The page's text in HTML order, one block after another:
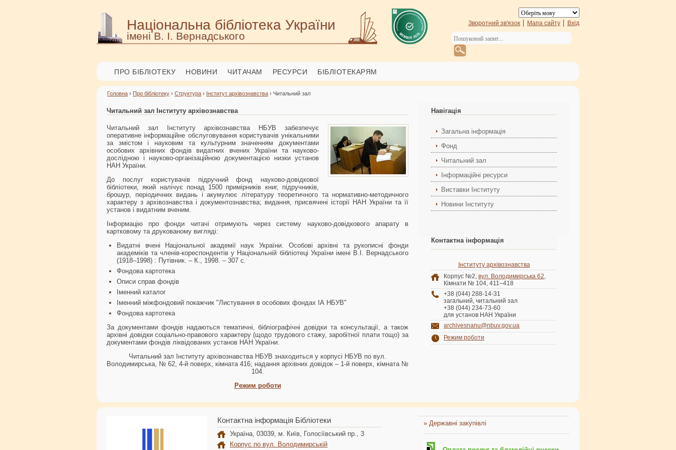
Національна бібліотека України
імені В. І. Вернадського
Зворотний зв'язок Мапа сайту Вхід
ПРО БІБЛІОТЕКУ НОВИНИ ЧИТАЧАМ РЕСУРСИ БІБЛІОТЕКАРЯМ
Головна › Про бібліотеку › Структура › Інститут архівознавства › Читальний зал
Читальний зал Інституту архівознавства
Читальний зал Інституту архівознавства НБУВ забезпечує
оперативне інформаційне обслуговування користувачів унікальними
за змістом і науковим та культурним значенням документами
особових архівних фондів видатних вчених України та науково-
дослідною і науково-організаційною документацією низки установ
НАН України.
До послуг користувачів підручний фонд науково-довідкової
бібліотеки, який налічує понад 1500 примірників книг, підручників,
брошур, періодичних видань і акумулює літературу теоретичного та нормативно-методичного
характеру з архівознавства і документознавства; видання, присвячені історії НАН України та її
установ і видатним вченим.
Інформацію про фонди читачі отримують через систему науково-довідкового апарату в
картковому та друкованому вигляді:
Видатні вчені Національної академії наук України. Особові архівні та рукописні фонди
академіків та членів-кореспондентів у Національній бібліотеці України імені В.І. Вернадського
(1918–1998) : Путівник. – К., 1998. – 307 с.
Фондова картотека
Описи справ фондів
Іменний каталог
Іменний міжфондовий покажчик "Листування в особових фондах ІА НБУВ"
Фондова картотека
За документами фондів надаються тематичні, бібліографічні довідки та консультації, а також
архівні довідки соціально-правового характеру (щодо трудового стажу, заробітної плати тощо) за
документами фондів ліквідованих установ НАН України.
Читальний зал Інституту архівознавства НБУВ знаходиться у корпусі НБУВ по вул.
Володимирська, № 62, 4-й поверх, кімната 416; надання архівних довідок – 1-й поверх, кімната №
104.
Режим роботи
Навігація
Загальна інформація
Фонд
Читальний зал
Інформаційні ресурси
Виставки Інституту
Новини Інституту
Контактна інформація
Інституту архівознавства
Корпус №2, вул. Володимирська 62,
Кімнати № 104, 411–418
+38 (044) 288-14-31
загальний, читальний зал
+38 (044) 234-73-60
для установ НАН України
archivesnanu@nbuv.gov.ua
Режим роботи
Контактна інформація Бібліотеки
Україна, 03039, м. Київ, Голосіївський пр., 3
Корпус по вул. Володимирській
» Державні закупівлі